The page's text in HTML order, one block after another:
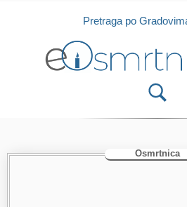
Isprobajte našu Android i IOS
Pretraga po
Osmrtnica